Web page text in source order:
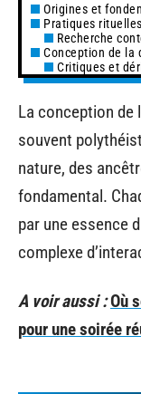
Origines et
Pratiques
Recherche
Conception de la
Critiques et
La conception de
souvent
nature, des
fondamental.
par une essence
complexe
A voir aussi :Où
pour une soirée